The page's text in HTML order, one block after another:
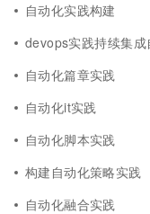
自动化实践构建
devops实践持续集成
自动化篇章实践
自动化it实践
自动化脚本实践
构建自动化策略实践
自动化融合实践